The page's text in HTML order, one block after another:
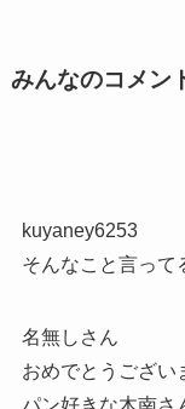
みんなのコメン
kuyaney6253
そんなこと言って
名無しさん
おめでとうござい
パン好きな木南さ